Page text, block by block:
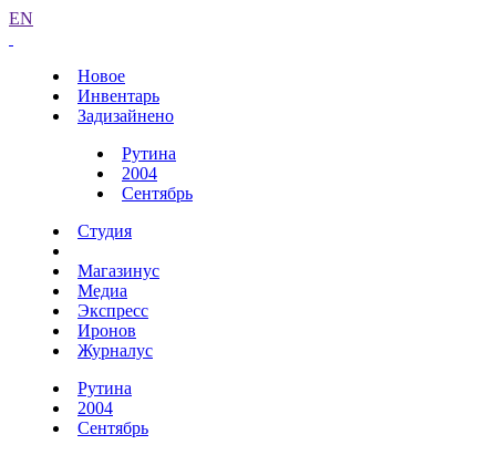
EN
Новое
Инвентарь
Задизайнено
Рутина
2004
Сентябрь
Студия
Магазинус
Медиа
Экспресс
Иронов
Журналус
Рутина
2004
Сентябрь